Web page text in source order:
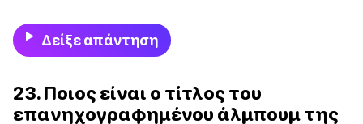
Δείξε απάντηση
23. Ποιος είναι ο τίτλος του
επανηχογραφημένου άλμπουμ της